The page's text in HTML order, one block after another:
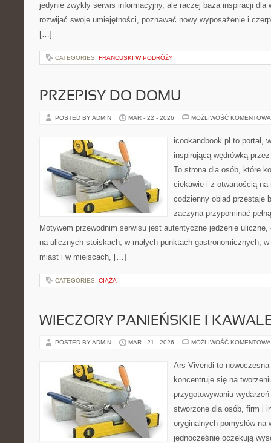
jedynie zwykły serwis informacyjny, ale raczej baza inspiracji
rozwijać swoje umiejętności, poznawać nowy wyposażenie i
[…]
CATEGORIES: FRANCUSKI W PODRÓŻY
PRZEPISY DO DOMU
POSTED BY ADMIN MAR - 22 - 2026 MOŻLIWOŚĆ
icookandbook.pl to portal,
inspirującą wędrówką
To strona dla osób, które
ciekawie i z otwartością na
codzienny obiad przestaje
zaczyna przypominać
Motywem przewodnim serwisu jest autentyczne jedzenie
na ulicznych stoiskach, w małych punktach gastronomicznych,
miast i w miejscach, […]
CATEGORIES: CIĄŻA
WIECZORY PANIEŃSKIE I
POSTED BY ADMIN MAR - 21 - 2026 MOŻLIWOŚĆ
Ars Vivendi to
koncentruje się na
przygotowywaniu
stworzone dla osób, firm i
oryginalnych pomysłów na
jednocześnie oczekują